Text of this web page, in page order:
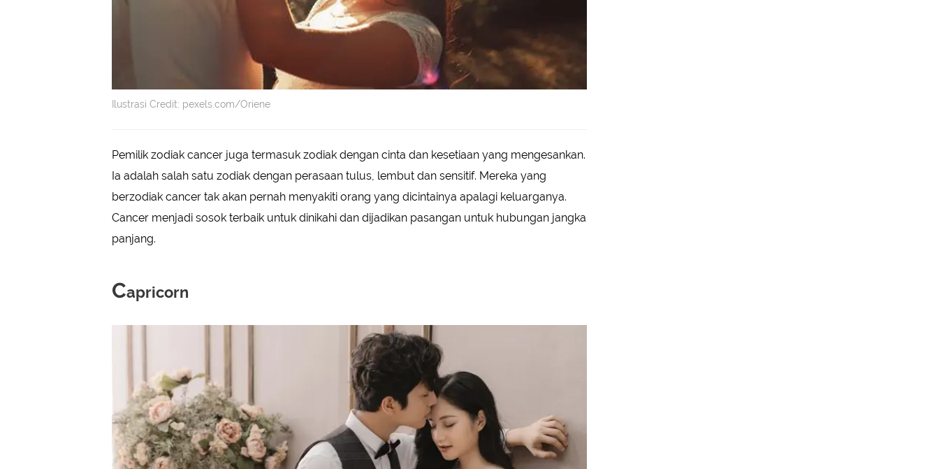
Ilustrasi Credit: pexels.com/Oriene
Pemilik zodiak cancer juga termasuk zodiak dengan cinta dan kesetiaan yang mengesankan.
Ia adalah salah satu zodiak dengan perasaan tulus, lembut dan sensitif. Mereka yang
berzodiak cancer tak akan pernah menyakiti orang yang dicintainya apalagi keluarganya.
Cancer menjadi sosok terbaik untuk dinikahi dan dijadikan pasangan untuk hubungan jangka
panjang.
Capricorn